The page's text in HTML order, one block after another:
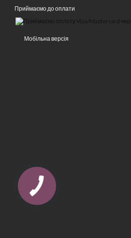
Приймаємо до оплати
Мобільна версія